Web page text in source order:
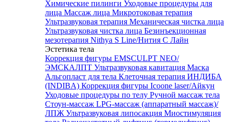
Химические пилинги Уходовые процедуры для
лица Массаж лица Микротоковая терапия
Ультразвуковая терапия Механическая чистка лица
Ультразвуковая чистка лица Безинъекционная
мезотерапия Nithya S Line/Нития С Лайн
Эстетика тела
Коррекция фигуры EMSCULPT NEO/
ЭМСКАЛПТ Ультразвуковая кавитация Маска
Альгопласт для тела Клеточная терапия ИНДИБА
(INDIBA) Коррекция фигуры Icoone laser/Айкун
Уходовые процедуры по телу Ручной массаж тела
Стоун-массаж LPG-массаж (аппаратный массаж)/
ЛПЖ Ультразвуковая липосакция Миостимуляция